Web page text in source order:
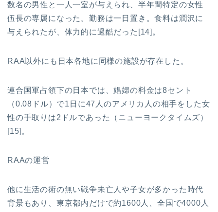
数名の男性と一人一室が与えられ、半年間特定の女性
伍長の専属になった。勤務は一日置き。食料は潤沢に
与えられたが、体力的に過酷だった[14]。
RAA以外にも日本各地に同様の施設が存在した。
連合国軍占領下の日本では、娼婦の料金は8セント
（0.08ドル）で1日に47人のアメリカ人の相手をした女
性の手取りは2ドルであった（ニューヨークタイムズ）
[15]。
RAAの運営
他に生活の術の無い戦争未亡人や子女が多かった時代
背景もあり、東京都内だけで約1600人、全国で4000人